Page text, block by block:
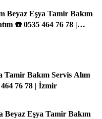
Beyaz Eşya Tamir Bakım
☎️ 0535 464 76 78 |
Tamir Bakım Servis Alım
76 78 | İzmir
Beyaz Eşya Tamir Bakım